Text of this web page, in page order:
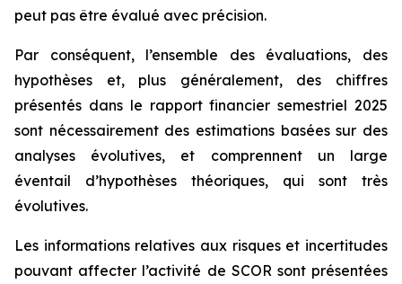
peut pas être évalué avec précision.
Par conséquent, l’ensemble des évaluations, des
hypothèses et, plus généralement, des chiffres
présentés dans le rapport financier semestriel 2025
sont nécessairement des estimations basées sur des
analyses évolutives, et comprennent un large
éventail d’hypothèses théoriques, qui sont très
évolutives.
Les informations relatives aux risques et incertitudes
pouvant affecter l’activité de SCOR sont présentées